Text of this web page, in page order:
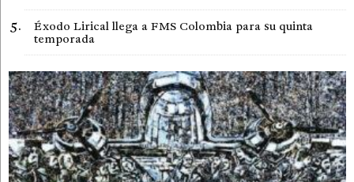
Éxodo Lirical llega a FMS Colombia para su quinta
temporada